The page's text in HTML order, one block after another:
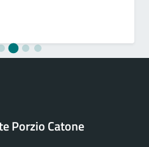
Porzio Catone